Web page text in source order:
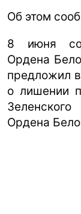
Об этом
8 июня
Ордена
предложил
о лишении
Ордена